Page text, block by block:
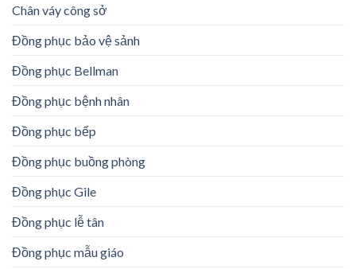
Chân váy công sở
Đồng phục bảo vệ sảnh
Đồng phục Bellman
Đồng phục bệnh nhân
Đồng phục bếp
Đồng phục buồng phòng
Đồng phục Gile
Đồng phục lễ tân
Đồng phục mẫu giáo